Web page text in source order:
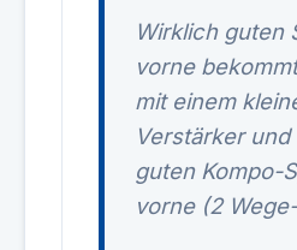
Wirklich guten
vorne
mit einem
Verstärker und
guten Kompo-
vorne (2